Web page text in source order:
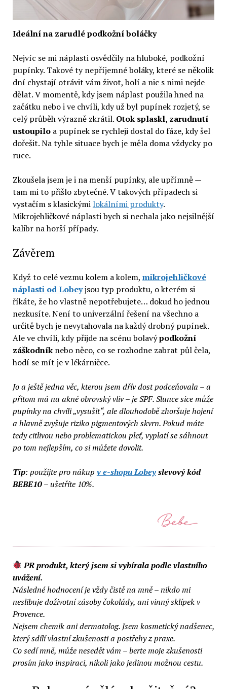
Ideální na zarudlé podkožní boláčky
Nejvíc se mi náplasti osvědčily na hluboké, podkožní
pupínky. Takové ty nepříjemné boláky, které se několik
dní chystají otrávit vám život, bolí a nic s nimi nejde
dělat. V momentě, kdy jsem náplast použila hned na
začátku nebo i ve chvíli, kdy už byl pupínek rozjetý, se
celý průběh výrazně zkrátil. Otok splaskl, zarudnutí
ustoupiloa pupínek se rychleji dostal do fáze, kdy šel
dořešit. Na tyhle situace bych je měla doma vždycky po
ruce.
Zkoušela jsem je i na menší pupínky, ale upřímně —
tam mi to přišlo zbytečné. V takových případech si
vystačím s klasickými lokálními produkty.
Mikrojehličkové náplasti bych si nechala jako nejsilnější
kalibr na horší případy.
Závěrem
Když to celé vezmu kolem a kolem, mikrojehličkové
náplasti od Lobeyjsou typ produktu, o kterém si
říkáte, že ho vlastně nepotřebujete… dokud ho jednou
nezkusíte. Není to univerzální řešení na všechno a
určitě bych je nevytahovala na každý drobný pupínek.
Ale ve chvíli, kdy přijde na scénu bolavýpodkožní
záškodníknebo něco, co se rozhodne zabrat půl čela,
hodí se mít je v lékárničce.
Jo a ještě jedna věc, kterou jsem dřív dost podceňovala – a
přitom má na akné obrovský vliv – je SPF. Slunce sice může
pupínky na chvíli „vysušit“, ale dlouhodobě zhoršuje hojení
a hlavně zvyšuje riziko pigmentových skvrn. Pokud máte
tedy citlivou nebo problematickou pleť, vyplatí se sáhnout
po tom nejlepším, co si můžete dovolit.
Tip: použijte pro nákup v e-shopu Lobeyslevový kód
BEBE10– ušetříte 10%.
PR produkt, který jsem si vybírala podle vlastního
uvážení.
Následné hodnocení je vždy čistě na mně – nikdo mi
neslibuje doživotní zásoby čokolády, ani vinný sklípek v
Provence.
Nejsem chemik ani dermatolog. Jsem kosmetický nadšenec,
který sdílí vlastní zkušenosti a postřehy z praxe.
Co sedí mně, může nesedět vám – berte moje zkušenosti
prosím jako inspiraci, nikoli jako jedinou možnou cestu.